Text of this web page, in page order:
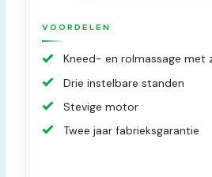
VOORDELEN
Kneed- en rolmassage met
Drie instelbare standen
Stevige motor
Twee jaar fabrieksgarantie